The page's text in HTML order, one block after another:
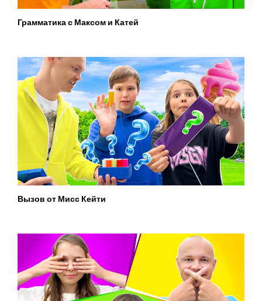
Грамматика с Максом и Катей
Вызов от Мисс Кейти